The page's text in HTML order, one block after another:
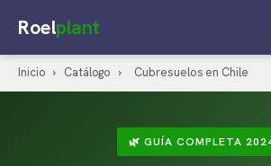
Roelplant
Inicio › Catálogo › Cubresuelos en Chile
🌿 GUÍA COMPLETA